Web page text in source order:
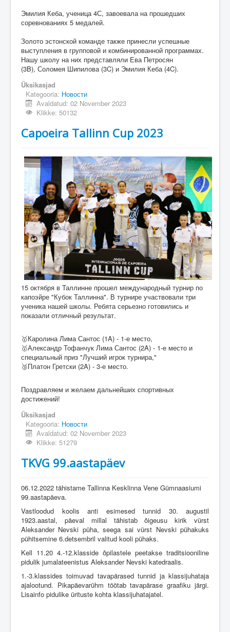
Эмилия Кеба, ученица 4С, завоевала на прошедших
соревнованиях 5 медалей.
Золото эстонской команде также принесли успешные
выступления в групповой и комбинированной программах.
Нашу школу на них представляли Ева Петросян
(3B), Соломея Шипилова (3C) и Эмилия Кеба (4C).
Üksikasjad
Kategooria: Новости
Avaldatud: 02 November 2023
Klikke: 50132
Capoeira Tallinn Cup 2023
15 октября в Таллинне прошел международный турнир по
капоэйре "Кубок Таллинна". В турнире участвовали три
ученика нашей школы. Ребята серьезно готовились и
показали отличный результат.
🥇Каролина Лима Сантос (1A) - 1-е место,
🥇Александр Тофанчук Лима Сантос (2A) - 1-е место и
специальный приз "Лучший игрок турнира,"
🥉Платон Гретски (2A) - 3-е место.
Поздравляем и желаем дальнейших спортивных
достижений!
Üksikasjad
Kategooria: Новости
Avaldatud: 02 November 2023
Klikke: 51279
TKVG 99.aastapäev
06.12.2022 tähistame Tallinna Kesklinna Vene Gümnaasiumi
99.aastapäeva.
Vastloodud koolis anti esimesed tunnid 30. augustil
1923.aastal, päeval millal tähistab õigeusu kirik vürst
Aleksander Nevski püha, seega sai vürst Nevski pühakuks
pühitsemine 6.detsembril valitud kooli pühaks.
Kell 11.20 4.-12.klasside õpilastele peetakse traditsiooniline
pidulik jumalateenistus Aleksander Nevski katedraalis.
1.-3.klassides toimuvad tavapärased tunnid ja klassijuhataja
ajalootund. Pikapäevarühm töötab tavapärase graafiku järgi.
Lisainfo pidulike ürituste kohta klassijuhatajatel.